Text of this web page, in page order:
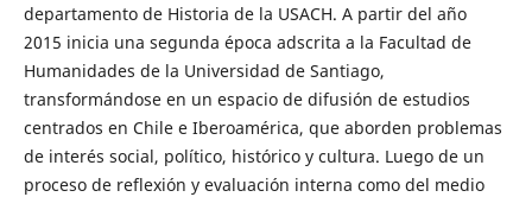
departamento de Historia de la USACH. A partir del año
2015 inicia una segunda época adscrita a la Facultad de
Humanidades de la Universidad de Santiago,
transformándose en un espacio de difusión de estudios
centrados en Chile e Iberoamérica, que aborden problemas
de interés social, político, histórico y cultura. Luego de un
proceso de reflexión y evaluación interna como del medio